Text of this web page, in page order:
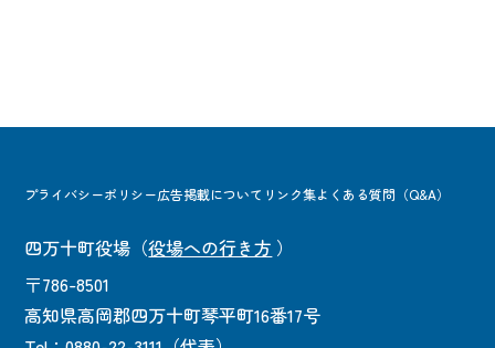
プライバシーポリシー広告掲載について リンク集よくある質問（Q&A）
四万十町役場 （役場への行き方 ）
〒786-8501
高知県高岡郡四万十町琴平町16番17号